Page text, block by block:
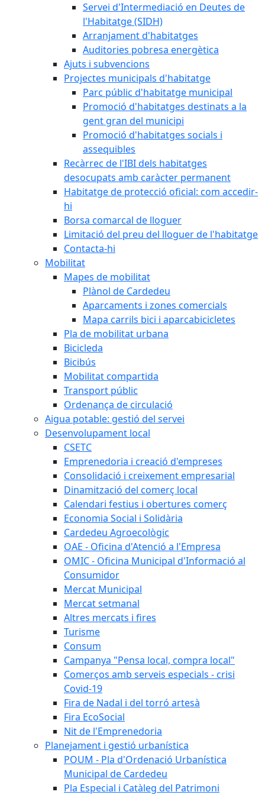
Servei d'Intermediació en Deutes de
l'Habitatge (SIDH)
Arranjament d'habitatges
Auditories pobresa energètica
Ajuts i subvencions
Projectes municipals d'habitatge
Parc públic d'habitatge municipal
Promoció d'habitatges destinats a la
gent gran del municipi
Promoció d'habitatges socials i
assequibles
Recàrrec de l'IBI dels habitatges
desocupats amb caràcter permanent
Habitatge de protecció oficial: com accedir-
hi
Borsa comarcal de lloguer
Limitació del preu del lloguer de l'habitatge
Contacta-hi
Mobilitat
Mapes de mobilitat
Plànol de Cardedeu
Aparcaments i zones comercials
Mapa carrils bici i aparcabicicletes
Pla de mobilitat urbana
Bicicleda
Bicibús
Mobilitat compartida
Transport públic
Ordenança de circulació
Aigua potable: gestió del servei
Desenvolupament local
CSETC
Emprenedoria i creació d'empreses
Consolidació i creixement empresarial
Dinamització del comerç local
Calendari festius i obertures comerç
Economia Social i Solidària
Cardedeu Agroecològic
OAE - Oficina d'Atenció a l'Empresa
OMIC - Oficina Municipal d'Informació al
Consumidor
Mercat Municipal
Mercat setmanal
Altres mercats i fires
Turisme
Consum
Campanya "Pensa local, compra local"
Comerços amb serveis especials - crisi
Covid-19
Fira de Nadal i del torró artesà
Fira EcoSocial
Nit de l'Emprenedoria
Planejament i gestió urbanística
POUM - Pla d'Ordenació Urbanística
Municipal de Cardedeu
Pla Especial i Catàleg del Patrimoni